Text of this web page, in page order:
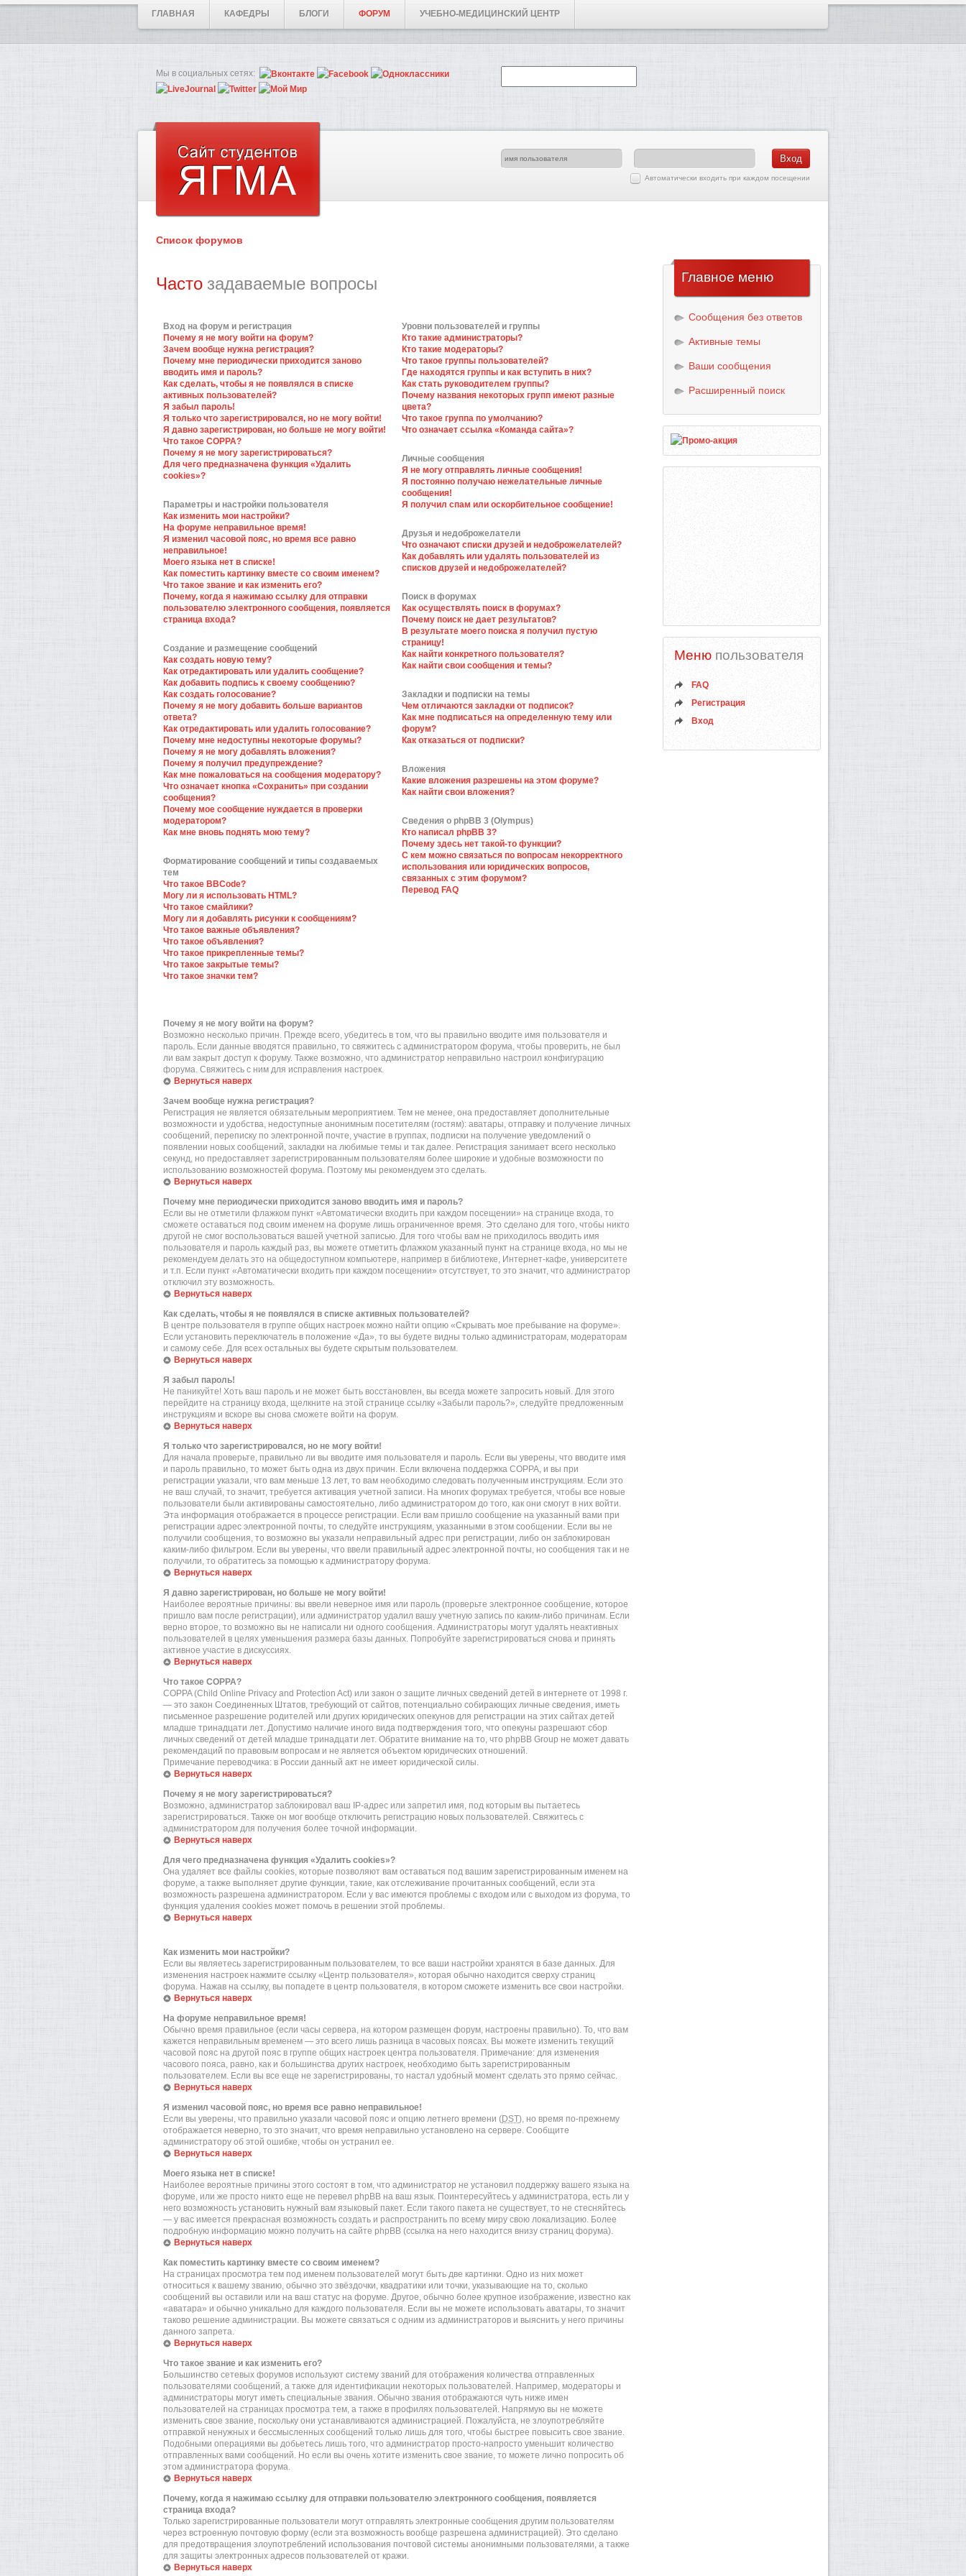
ГЛАВНАЯ КАФЕДРЫ БЛОГИ ФОРУМ УЧЕБНО-МЕДИЦИНСКИЙ ЦЕНТР
Мы в социальных сетях:
Автоматически входить при каждом посещении
Список форумов
Часто задаваемые вопросы
Вход на форум и регистрация
Почему я не могу войти на форум?
Зачем вообще нужна регистрация?
Почему мне периодически приходится заново
вводить имя и пароль?
Как сделать, чтобы я не появлялся в списке
активных пользователей?
Я забыл пароль!
Я только что зарегистрировался, но не могу войти!
Я давно зарегистрирован, но больше не могу войти!
Что такое COPPA?
Почему я не могу зарегистрироваться?
Для чего предназначена функция «Удалить
cookies»?
Параметры и настройки пользователя
Как изменить мои настройки?
На форуме неправильное время!
Я изменил часовой пояс, но время все равно
неправильное!
Моего языка нет в списке!
Как поместить картинку вместе со своим именем?
Что такое звание и как изменить его?
Почему, когда я нажимаю ссылку для отправки
пользователю электронного сообщения, появляется
страница входа?
Создание и размещение сообщений
Как создать новую тему?
Как отредактировать или удалить сообщение?
Как добавить подпись к своему сообщению?
Как создать голосование?
Почему я не могу добавить больше вариантов
ответа?
Как отредактировать или удалить голосование?
Почему мне недоступны некоторые форумы?
Почему я не могу добавлять вложения?
Почему я получил предупреждение?
Как мне пожаловаться на сообщения модератору?
Что означает кнопка «Сохранить» при создании
сообщения?
Почему мое сообщение нуждается в проверки
модератором?
Как мне вновь поднять мою тему?
Форматирование сообщений и типы создаваемых
тем
Что такое BBCode?
Могу ли я использовать HTML?
Что такое смайлики?
Могу ли я добавлять рисунки к сообщениям?
Что такое важные объявления?
Что такое объявления?
Что такое прикрепленные темы?
Что такое закрытые темы?
Что такое значки тем?
Уровни пользователей и группы
Кто такие администраторы?
Кто такие модераторы?
Что такое группы пользователей?
Где находятся группы и как вступить в них?
Как стать руководителем группы?
Почему названия некоторых групп имеют разные
цвета?
Что такое группа по умолчанию?
Что означает ссылка «Команда сайта»?
Личные сообщения
Я не могу отправлять личные сообщения!
Я постоянно получаю нежелательные личные
сообщения!
Я получил спам или оскорбительное сообщение!
Друзья и недоброжелатели
Что означают списки друзей и недоброжелателей?
Как добавлять или удалять пользователей из
списков друзей и недоброжелателей?
Поиск в форумах
Как осуществлять поиск в форумах?
Почему поиск не дает результатов?
В результате моего поиска я получил пустую
страницу!
Как найти конкретного пользователя?
Как найти свои сообщения и темы?
Закладки и подписки на темы
Чем отличаются закладки от подписок?
Как мне подписаться на определенную тему или
форум?
Как отказаться от подписки?
Вложения
Какие вложения разрешены на этом форуме?
Как найти свои вложения?
Сведения о phpBB 3 (Olympus)
Кто написал phpBB 3?
Почему здесь нет такой-то функции?
С кем можно связаться по вопросам некорректного
использования или юридических вопросов,
связанных с этим форумом?
Перевод FAQ
Почему я не могу войти на форум?
Возможно несколько причин. Прежде всего, убедитесь в том, что вы правильно вводите имя пользователя и
пароль. Если данные вводятся правильно, то свяжитесь с администратором форума, чтобы проверить, не был
ли вам закрыт доступ к форуму. Также возможно, что администратор неправильно настроил конфигурацию
форума. Свяжитесь с ним для исправления настроек.
Вернуться наверх
Зачем вообще нужна регистрация?
Регистрация не является обязательным мероприятием. Тем не менее, она предоставляет дополнительные
возможности и удобства, недоступные анонимным посетителям (гостям): аватары, отправку и получение личных
сообщений, переписку по электронной почте, участие в группах, подписки на получение уведомлений о
появлении новых сообщений, закладки на любимые темы и так далее. Регистрация занимает всего несколько
секунд, но предоставляет зарегистрированным пользователям более широкие и удобные возможности по
использованию возможностей форума. Поэтому мы рекомендуем это сделать.
Вернуться наверх
Почему мне периодически приходится заново вводить имя и пароль?
Если вы не отметили флажком пункт «Автоматически входить при каждом посещении» на странице входа, то
сможете оставаться под своим именем на форуме лишь ограниченное время. Это сделано для того, чтобы никто
другой не смог воспользоваться вашей учетной записью. Для того чтобы вам не приходилось вводить имя
пользователя и пароль каждый раз, вы можете отметить флажком указанный пункт на странице входа, но мы не
рекомендуем делать это на общедоступном компьютере, например в библиотеке, Интернет-кафе, университете
и т.п. Если пункт «Автоматически входить при каждом посещении» отсутствует, то это значит, что администратор
отключил эту возможность.
Вернуться наверх
Как сделать, чтобы я не появлялся в списке активных пользователей?
В центре пользователя в группе общих настроек можно найти опцию «Скрывать мое пребывание на форуме».
Если установить переключатель в положение «Да», то вы будете видны только администраторам, модераторам
и самому себе. Для всех остальных вы будете скрытым пользователем.
Вернуться наверх
Я забыл пароль!
Не паникуйте! Хоть ваш пароль и не может быть восстановлен, вы всегда можете запросить новый. Для этого
перейдите на страницу входа, щелкните на этой странице ссылку «Забыли пароль?», следуйте предложенным
инструкциям и вскоре вы снова сможете войти на форум.
Вернуться наверх
Я только что зарегистрировался, но не могу войти!
Для начала проверьте, правильно ли вы вводите имя пользователя и пароль. Если вы уверены, что вводите имя
и пароль правильно, то может быть одна из двух причин. Если включена поддержка COPPA, и вы при
регистрации указали, что вам меньше 13 лет, то вам необходимо следовать полученным инструкциям. Если это
не ваш случай, то значит, требуется активация учетной записи. На многих форумах требуется, чтобы все новые
пользователи были активированы самостоятельно, либо администратором до того, как они смогут в них войти.
Эта информация отображается в процессе регистрации. Если вам пришло сообщение на указанный вами при
регистрации адрес электронной почты, то следуйте инструкциям, указанными в этом сообщении. Если вы не
получили сообщения, то возможно вы указали неправильный адрес при регистрации, либо он заблокирован
каким-либо фильтром. Если вы уверены, что ввели правильный адрес электронной почты, но сообщения так и не
получили, то обратитесь за помощью к администратору форума.
Вернуться наверх
Я давно зарегистрирован, но больше не могу войти!
Наиболее вероятные причины: вы ввели неверное имя или пароль (проверьте электронное сообщение, которое
пришло вам после регистрации), или администратор удалил вашу учетную запись по каким-либо причинам. Если
верно второе, то возможно вы не написали ни одного сообщения. Администраторы могут удалять неактивных
пользователей в целях уменьшения размера базы данных. Попробуйте зарегистрироваться снова и принять
активное участие в дискуссиях.
Вернуться наверх
Что такое COPPA?
COPPA (Child Online Privacy and Protection Act) или закон о защите личных сведений детей в интернете от 1998 г.
— это закон Соединенных Штатов, требующий от сайтов, потенциально собирающих личные сведения, иметь
письменное разрешение родителей или других юридических опекунов для регистрации на этих сайтах детей
младше тринадцати лет. Допустимо наличие иного вида подтверждения того, что опекуны разрешают сбор
личных сведений от детей младше тринадцати лет. Обратите внимание на то, что phpBB Group не может давать
рекомендаций по правовым вопросам и не является объектом юридических отношений.
Примечание переводчика: в России данный акт не имеет юридической силы.
Вернуться наверх
Почему я не могу зарегистрироваться?
Возможно, администратор заблокировал ваш IP-адрес или запретил имя, под которым вы пытаетесь
зарегистрироваться. Также он мог вообще отключить регистрацию новых пользователей. Свяжитесь с
администратором для получения более точной информации.
Вернуться наверх
Для чего предназначена функция «Удалить cookies»?
Она удаляет все файлы cookies, которые позволяют вам оставаться под вашим зарегистрированным именем на
форуме, а также выполняет другие функции, такие, как отслеживание прочитанных сообщений, если эта
возможность разрешена администратором. Если у вас имеются проблемы с входом или с выходом из форума, то
функция удаления cookies может помочь в решении этой проблемы.
Вернуться наверх
Как изменить мои настройки?
Если вы являетесь зарегистрированным пользователем, то все ваши настройки хранятся в базе данных. Для
изменения настроек нажмите ссылку «Центр пользователя», которая обычно находится сверху страниц
форума. Нажав на ссылку, вы попадете в центр пользователя, в котором сможете изменить все свои настройки.
Вернуться наверх
На форуме неправильное время!
Обычно время правильное (если часы сервера, на котором размещен форум, настроены правильно). То, что вам
кажется неправильным временем — это всего лишь разница в часовых поясах. Вы можете изменить текущий
часовой пояс на другой пояс в группе общих настроек центра пользователя. Примечание: для изменения
часового пояса, равно, как и большинства других настроек, необходимо быть зарегистрированным
пользователем. Если вы все еще не зарегистрированы, то настал удобный момент сделать это прямо сейчас.
Вернуться наверх
Я изменил часовой пояс, но время все равно неправильное!
Если вы уверены, что правильно указали часовой пояс и опцию летнего времени (DST), но время по-прежнему
отображается неверно, то это значит, что время неправильно установлено на сервере. Сообщите
администратору об этой ошибке, чтобы он устранил ее.
Вернуться наверх
Моего языка нет в списке!
Наиболее вероятные причины этого состоят в том, что администратор не установил поддержку вашего языка на
форуме, или же просто никто еще не перевел phpBB на ваш язык. Поинтересуйтесь у администратора, есть ли у
него возможность установить нужный вам языковый пакет. Если такого пакета не существует, то не стесняйтесь
— у вас имеется прекрасная возможность создать и распространить по всему миру свою локализацию. Более
подробную информацию можно получить на сайте phpBB (ссылка на него находится внизу страниц форума).
Вернуться наверх
Как поместить картинку вместе со своим именем?
На страницах просмотра тем под именем пользователей могут быть две картинки. Одно из них может
относиться к вашему званию, обычно это звёздочки, квадратики или точки, указывающие на то, сколько
сообщений вы оставили или на ваш статус на форуме. Другое, обычно более крупное изображение, известно как
«аватара» и обычно уникально для каждого пользователя. Если вы не можете использовать аватары, то значит
таково решение администрации. Вы можете связаться с одним из администраторов и выяснить у него причины
данного запрета.
Вернуться наверх
Что такое звание и как изменить его?
Большинство сетевых форумов используют систему званий для отображения количества отправленных
пользователями сообщений, а также для идентификации некоторых пользователей. Например, модераторы и
администраторы могут иметь специальные звания. Обычно звания отображаются чуть ниже имен
пользователей на страницах просмотра тем, а также в профилях пользователей. Напрямую вы не можете
изменить свое звание, поскольку они устанавливаются администрацией. Пожалуйста, не злоупотребляйте
отправкой ненужных и бессмысленных сообщений только лишь для того, чтобы быстрее повысить свое звание.
Подобными операциями вы добьетесь лишь того, что администратор просто-напросто уменьшит количество
отправленных вами сообщений. Но если вы очень хотите изменить свое звание, то можете лично попросить об
этом администратора форума.
Вернуться наверх
Почему, когда я нажимаю ссылку для отправки пользователю электронного сообщения, появляется
страница входа?
Только зарегистрированные пользователи могут отправлять электронные сообщения другим пользователям
через встроенную почтовую форму (если эта возможность вообще разрешена администрацией). Это сделано
для предотвращения злоупотреблений использования почтовой системы анонимными пользователями, а также
для защиты электронных адресов пользователей от кражи.
Вернуться наверх
Главное меню
Сообщения без ответов
Активные темы
Ваши сообщения
Расширенный поиск
Меню пользователя
FAQ
Регистрация
Вход